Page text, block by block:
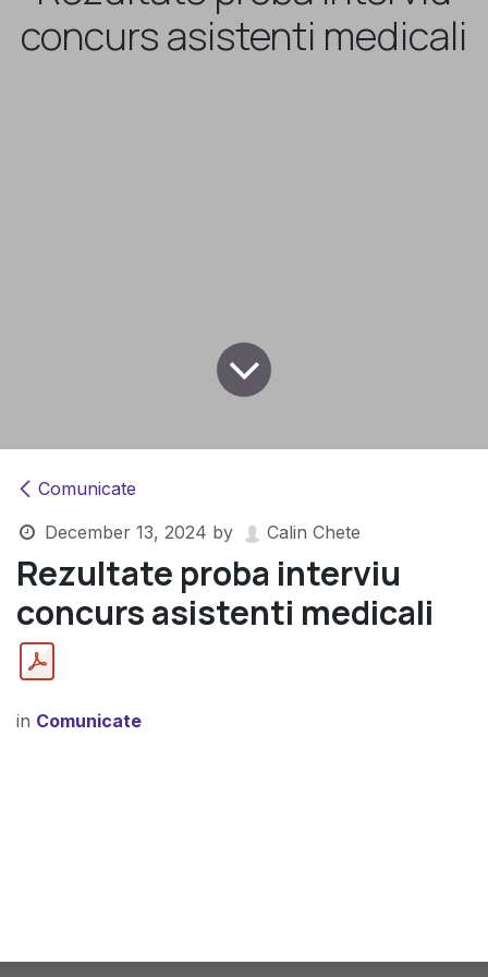
concurs asistenti medicali
Comunicate
December 13, 2024 by Calin Chete
Rezultate proba interviu
concurs asistenti medicali
in Comunicate